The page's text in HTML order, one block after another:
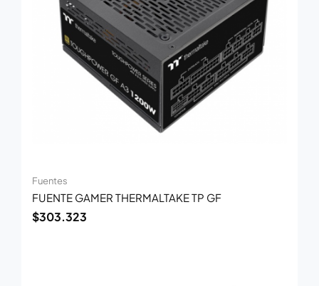
Fuentes
FUENTE GAMER THERMALTAKE TP GF
$303.323